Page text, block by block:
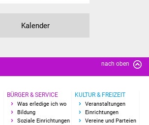
Bauen in Süßen
Kalender
nach oben
BÜRGER & SERVICE
Was erledige ich wo
Bildung
Soziale Einrichtungen
KULTUR & FREIZEIT
Veranstaltungen
Einrichtungen
Vereine und Parteien